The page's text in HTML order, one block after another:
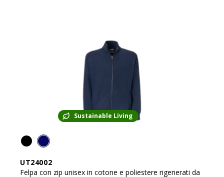
Sustainable Living
UT24002
Felpa con zip unisex in cotone e poliestere rigenerati da